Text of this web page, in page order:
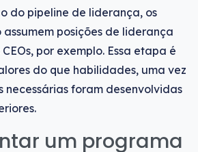
do pipeline de liderança, os
posições de liderança
por exemplo. Essa etapa é
do que habilidades, uma vez
necessárias foram desenvolvidas
um programa